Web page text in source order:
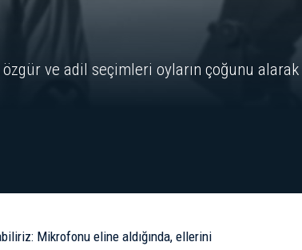
ve adil seçimleri oyların çoğunu alarak
Mikrofonu eline aldığında, ellerini